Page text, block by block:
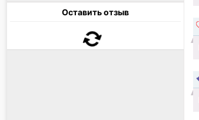
Оставить отзыв